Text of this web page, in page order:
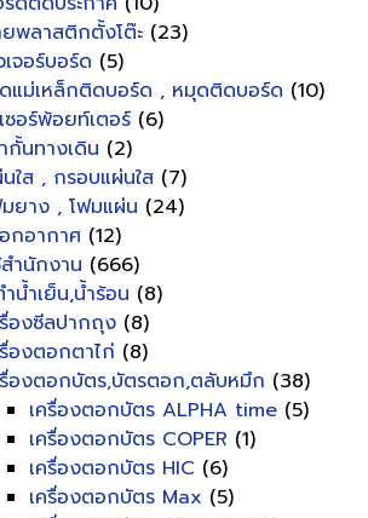
พลาสติกตั้งโต๊ะ (23)
จอร์บอร์ด (5)
ดแม่เหล็กติดบอร์ด , หมุดติดบอร์ด (10)
ซอร์พ้อยท์เตอร์ (6)
กั้นทางเดิน (2)
ใส , กรอบแผ่นใส (7)
ยาง , โฟมแผ่น (24)
กอากาศ (12)
สำนักงาน (666)
น้ำเย็น,น้ำร้อน (8)
องซีลปากถุง (8)
องตอกตาไก่ (8)
รื่องตอกบัตร,บัตรตอก,ตลับหมึก (38)
เครื่องตอกบัตร ALPHA time (5)
เครื่องตอกบัตร COPER (1)
เครื่องตอกบัตร HIC (6)
เครื่องตอกบัตร Max (5)